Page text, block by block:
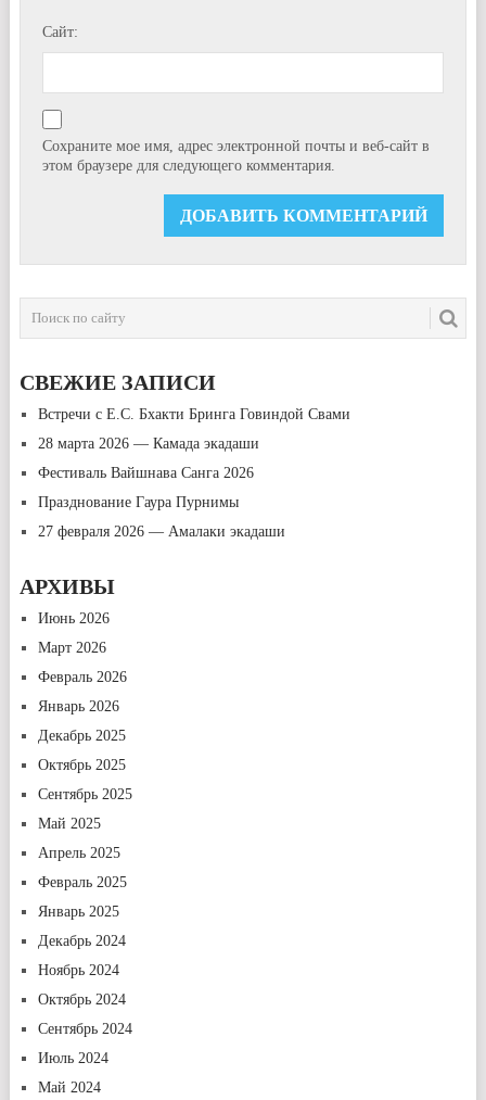
Сайт:
Сохраните мое имя, адрес электронной почты и веб-сайт в
этом браузере для следующего комментария.
СВЕЖИЕ ЗАПИСИ
Встречи с Е.С. Бхакти Бринга Говиндой Свами
28 марта 2026 — Камада экадаши
Фестиваль Вайшнава Санга 2026
Празднование Гаура Пурнимы
27 февраля 2026 — Амалаки экадаши
АРХИВЫ
Июнь 2026
Март 2026
Февраль 2026
Январь 2026
Декабрь 2025
Октябрь 2025
Сентябрь 2025
Май 2025
Апрель 2025
Февраль 2025
Январь 2025
Декабрь 2024
Ноябрь 2024
Октябрь 2024
Сентябрь 2024
Июль 2024
Май 2024